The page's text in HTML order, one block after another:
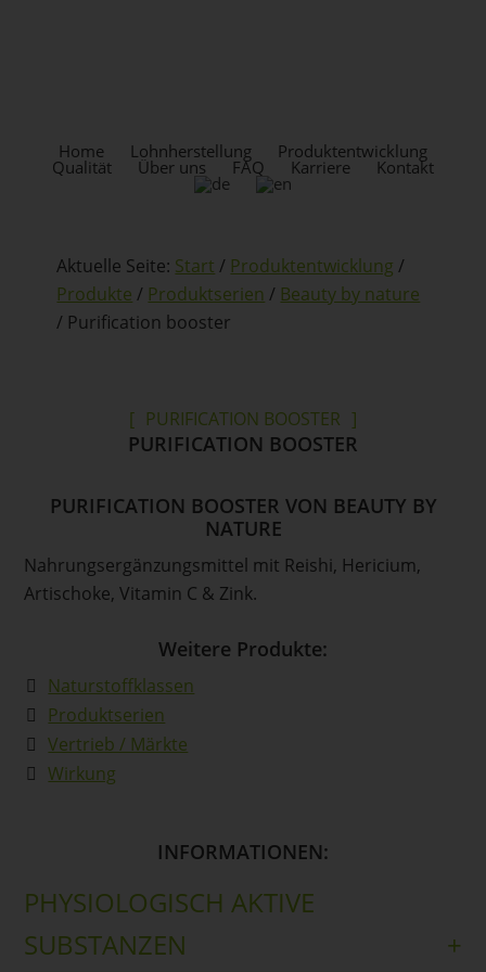
RECHTS
Home Lohnherstellung Produktentwicklung
Qualität Über uns FAQ Karriere Kontakt
Aktuelle Seite: Start / Produktentwicklung /
Produkte / Produktserien / Beauty by nature
/ Purification booster
PURIFICATION BOOSTER
PURIFICATION BOOSTER
PURIFICATION BOOSTER VON BEAUTY BY
NATURE
Nahrungsergänzungsmittel mit Reishi, Hericium,
Artischoke, Vitamin C & Zink.
Weitere Produkte:
Naturstoffklassen
Produktserien
Vertrieb / Märkte
Wirkung
INFORMATIONEN:
PHYSIOLOGISCH AKTIVE
SUBSTANZEN